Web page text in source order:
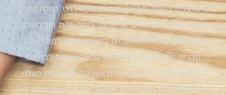
ים, הרצליה, רעננה, מודיעין, מודיעין עלית, רהט, רמלה, נהריה,
קריית שמונה, גבעתיים, קריית גת, ביתר עלית, הוד השרון,
ראש העין, קריית אתא, קריית ביאליק, אלעד, רמת השרון,
טבריה, קריית מוצקין, נס ציונה, גבעת שמואל, כרמיאל,
נתיבות, אילת, קריית ים, קריית אונו, נוף גליל, צפת, מעלה
אדומים, אופקים, טמרה, עכו, דימונה, אור יהודה, שדרות, יהוד